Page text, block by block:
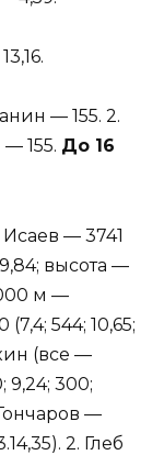
— 155. 2.
155. До 16
— 3741
высота —
м —
544; 10,65;
(все —
9,24; 300;
—
2. Глеб